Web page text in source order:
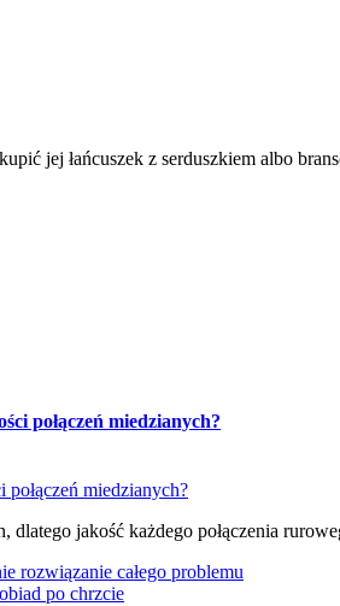
jej łańcuszek z serduszkiem albo
połączeń miedzianych?
dlatego jakość każdego połączenia
rozwiązanie całego problemu
po chrzcie